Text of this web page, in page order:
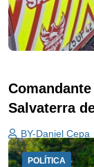
Salvaterra
BY-Daniel Cepa
POLÍTICA